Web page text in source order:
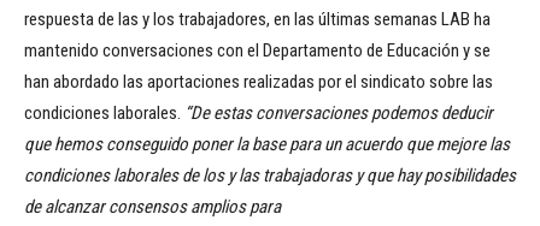
respuesta de las y los trabajadores, en las últimas semanas LAB ha
mantenido conversaciones con el Departamento de Educación y se
han abordado las aportaciones realizadas por el sindicato sobre las
condiciones laborales. “De estas conversaciones podemos deducir
que hemos conseguido poner la base para un acuerdo que mejore las
condiciones laborales de los y las trabajadoras y que hay posibilidades
de alcanzar consensos amplios para